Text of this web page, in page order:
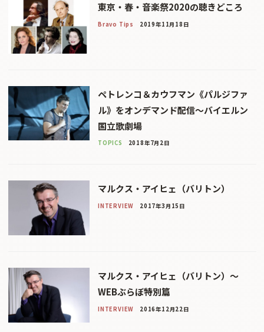
東京・春・音楽祭2020の聴きどころ
Bravo Tips 2019年11月18日
ペトレンコ＆カウフマン《パルジファ
ル》をオンデマンド配信〜バイエルン
国立歌劇場
TOPICS 2018年7月2日
マルクス・アイヒェ（バリトン）
INTERVIEW 2017年3月15日
マルクス・アイヒェ（バリトン）〜
WEBぶらぼ特別篇
INTERVIEW 2016年12月22日